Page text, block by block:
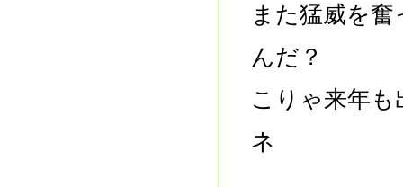
また猛威を
んだ？
こりゃ来年
ネ